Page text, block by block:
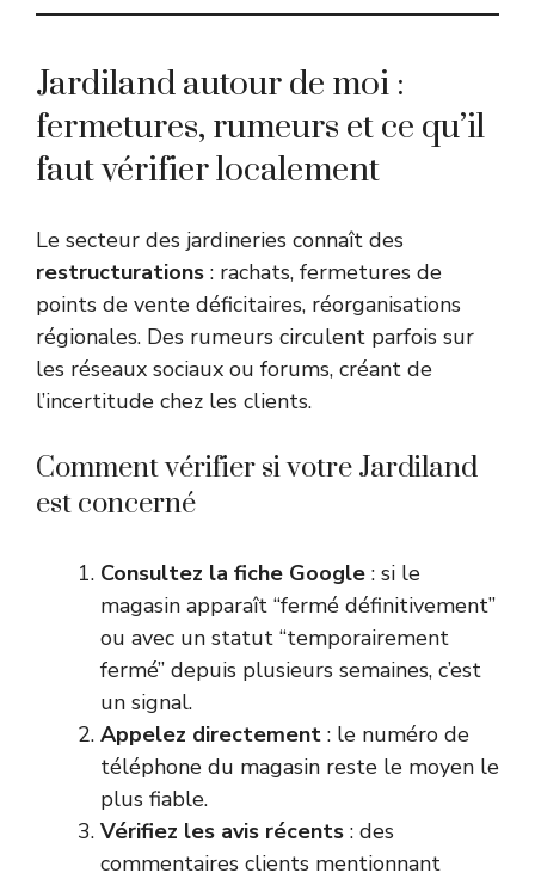
Jardiland autour de moi :
fermetures, rumeurs et ce qu’il
faut vérifier localement
Le secteur des jardineries connaît des
restructurations : rachats, fermetures de
points de vente déficitaires, réorganisations
régionales. Des rumeurs circulent parfois sur
les réseaux sociaux ou forums, créant de
l’incertitude chez les clients.
Comment vérifier si votre Jardiland
est concerné
Consultez la fiche Google : si le
magasin apparaît “fermé définitivement”
ou avec un statut “temporairement
fermé” depuis plusieurs semaines, c’est
un signal.
Appelez directement : le numéro de
téléphone du magasin reste le moyen le
plus fiable.
Vérifiez les avis récents : des
commentaires clients mentionnant